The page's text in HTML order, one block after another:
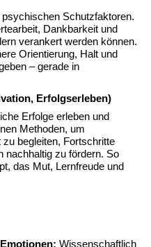
Schutzfaktoren.
Dankbarkeit und
verankert werden können.
Orientierung, Halt und
– gerade in
Erfolgserleben)
Erfolge erleben und
Methoden, um
begleiten, Fortschritte
nachhaltig zu fördern. So
das Mut, Lernfreude und
Wissenschaftlich